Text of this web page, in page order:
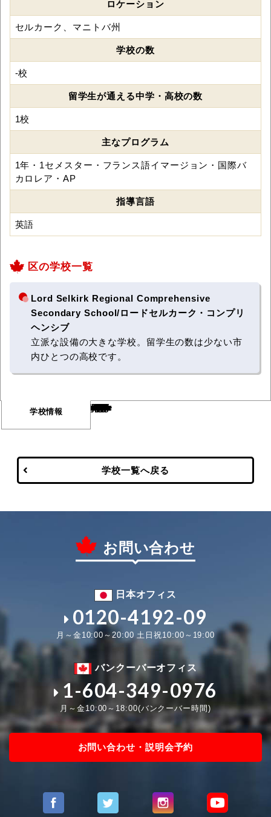
ロケーション
セルカーク、マニトバ州
学校の数
-校
留学生が通える中学・高校の数
1校
主なプログラム
1年・1セメスター・フランス語イマージョン・国際バ
カロレア・AP
指導言語
英語
区の学校一覧
Lord Selkirk Regional Comprehensive
Secondary School/ロードセルカーク・コンプリ
ヘンシブ
立派な設備の大きな学校。留学生の数は少ない市
内ひとつの高校です。
学校情報 Warning/var/www/html/wp-content/themes/vancouver/single-school.php669Warning/var/www/html/wp-content/themes/vancouver/single-school.php672
学校一覧へ戻る
お問い合わせ
日本オフィス
0120-4192-09
月～金10:00～20:00 土日祝10:00～19:00
バンクーバーオフィス
1-604-349-0976
月～金10:00～18:00(バンクーバー時間)
お問い合わせ・説明会予約